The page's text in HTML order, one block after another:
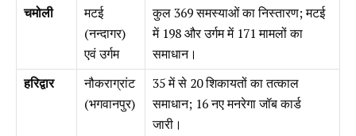
चमोली
मटई
(नन्दागर)
एवं उर्गम
कुल 369 समस्याओं का निस्तारण; मटई
में 198 और उर्गम में 171 मामलों का
समाधान।
हरिद्वार
नौकराग्रांट
(भगवानपुर)
35 में से 20 शिकायतों का तत्काल
समाधान; 16 नए मनरेगा जॉब कार्ड
जारी।